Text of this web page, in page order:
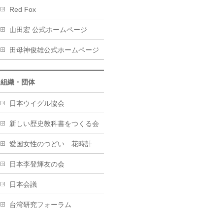
Red Fox
山田宏 公式ホームページ
田母神俊雄公式ホームページ
組織・団体
日本ウイグル協会
新しい歴史教科書をつくる会
愛国女性のつどい 花時計
日本李登輝友の会
日本会議
台湾研究フォーラム